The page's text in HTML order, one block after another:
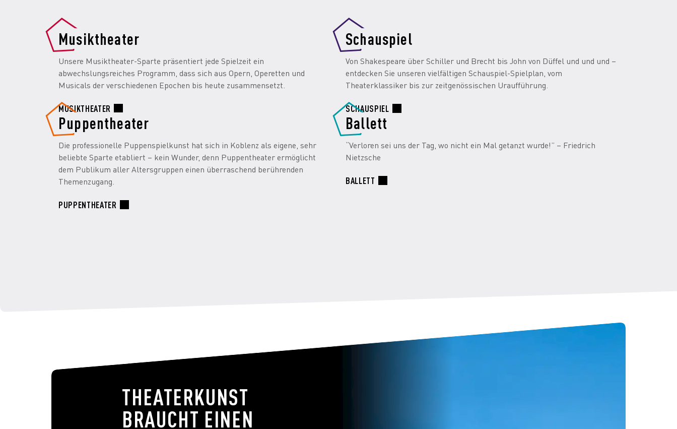
Musiktheater
Unsere Musiktheater-Sparte präsentiert jede Spielzeit ein
abwechslungsreiches Programm, dass sich aus Opern, Operetten und
Musicals der verschiedenen Epochen bis heute zusammensetzt.
MUSIKTHEATER
Schauspiel
Von Shakespeare über Schiller und Brecht bis John von Düffel und und und –
entdecken Sie unseren vielfältigen Schauspiel-Spielplan, vom
Theaterklassiker bis zur zeitgenössischen Uraufführung.
SCHAUSPIEL
Puppentheater
Die professionelle Puppenspielkunst hat sich in Koblenz als eigene, sehr
beliebte Sparte etabliert – kein Wunder, denn Puppentheater ermöglicht
dem Publikum aller Altersgruppen einen überraschend berührenden
Themenzugang.
PUPPENTHEATER
Ballett
“Verloren sei uns der Tag, wo nicht ein Mal getanzt wurde!” – Friedrich
Nietzsche
BALLETT
THEATERKUNST
BRAUCHT EINEN